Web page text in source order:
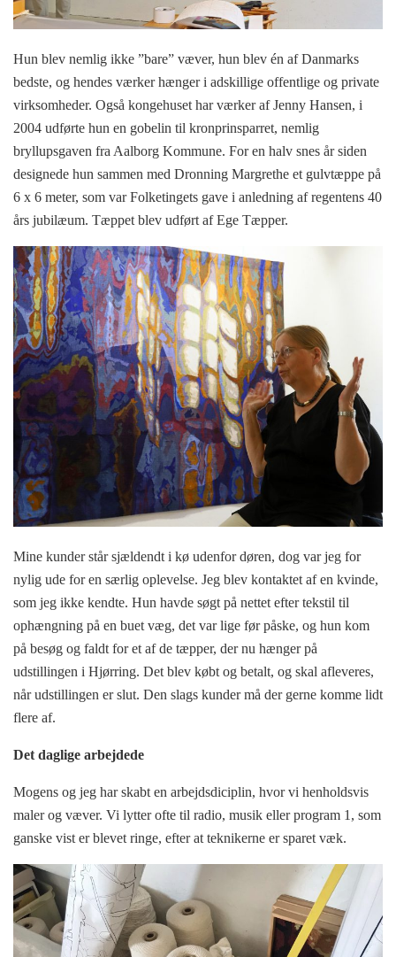
Hun blev nemlig ikke ”bare” væver, hun blev én af Danmarks
bedste, og hendes værker hænger i adskillige offentlige og private
virksomheder. Også kongehuset har værker af Jenny Hansen, i
2004 udførte hun en gobelin til kronprinsparret, nemlig
bryllupsgaven fra Aalborg Kommune. For en halv snes år siden
designede hun sammen med Dronning Margrethe et gulvtæppe på
6 x 6 meter, som var Folketingets gave i anledning af regentens 40
års jubilæum. Tæppet blev udført af Ege Tæpper.
Mine kunder står sjældendt i kø udenfor døren, dog var jeg for
nylig ude for en særlig oplevelse. Jeg blev kontaktet af en kvinde,
som jeg ikke kendte. Hun havde søgt på nettet efter tekstil til
ophængning på en buet væg, det var lige før påske, og hun kom
på besøg og faldt for et af de tæpper, der nu hænger på
udstillingen i Hjørring. Det blev købt og betalt, og skal afleveres,
når udstillingen er slut. Den slags kunder må der gerne komme lidt
flere af.
Det daglige arbejdede
Mogens og jeg har skabt en arbejdsdiciplin, hvor vi henholdsvis
maler og væver. Vi lytter ofte til radio, musik eller program 1, som
ganske vist er blevet ringe, efter at teknikerne er sparet væk.